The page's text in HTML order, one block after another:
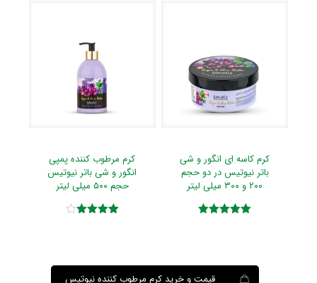
کرم کاسه ای انگور و شی
باتر نیوتیس در دو حجم
۲۰۰ و ۳۰۰ میلی لیتر
کرم مرطوب کننده پمپی
انگور و شی باتر نیوتیس
حجم ۵۰۰ میلی لیتر
قیمت و خرید کرم مرطوب کننده نیوتیس